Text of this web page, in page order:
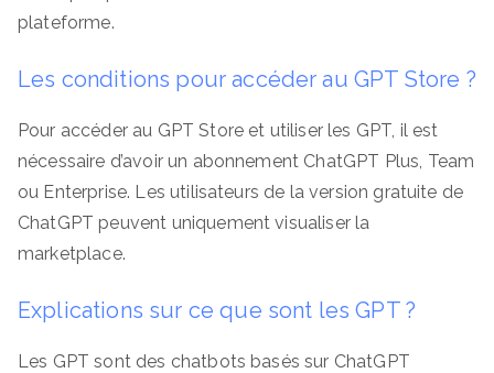
plateforme.
Les conditions pour accéder au GPT Store ?
Pour accéder au GPT Store et utiliser les GPT, il est
nécessaire d’avoir un abonnement ChatGPT Plus, Team
ou Enterprise. Les utilisateurs de la version gratuite de
ChatGPT peuvent uniquement visualiser la
marketplace.
Explications sur ce que sont les GPT ?
Les GPT sont des chatbots basés sur ChatGPT